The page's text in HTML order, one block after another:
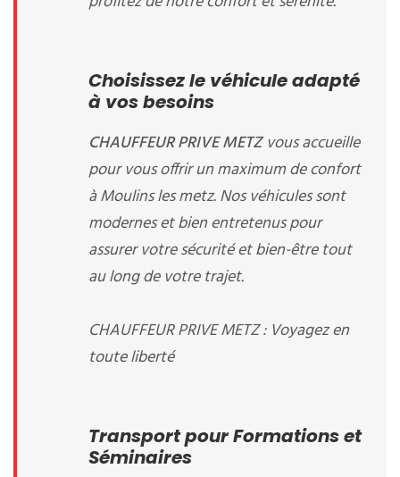
Choisissez le véhicule adapté
à vos besoins
CHAUFFEUR PRIVE METZvous accueille
pour vous offrir un maximum de confort
à Moulins les metz. Nos véhicules sont
modernes et bien entretenus pour
assurer votre sécurité et bien-être tout
au long de votre trajet.
CHAUFFEUR PRIVE METZ : Voyagez en
toute liberté
Transport pour Formations et
Séminaires